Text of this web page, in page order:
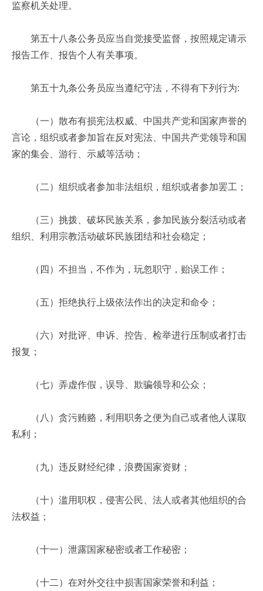
监察机关处理。
第五十八条公务员应当自觉接受监督，按照规定请示
报告工作、报告个人有关事项。
第五十九条公务员应当遵纪守法，不得有下列行为:
（一）散布有损宪法权威、中国共产党和国家声誉的
言论，组织或者参加旨在反对宪法、中国共产党领导和国
家的集会、游行、示威等活动；
（二）组织或者参加非法组织，组织或者参加罢工；
（三）挑拨、破坏民族关系，参加民族分裂活动或者
组织、利用宗教活动破坏民族团结和社会稳定；
（四）不担当，不作为，玩忽职守，贻误工作；
（五）拒绝执行上级依法作出的决定和命令；
（六）对批评、申诉、控告、检举进行压制或者打击
报复；
（七）弄虚作假，误导、欺骗领导和公众；
（八）贪污贿赂，利用职务之便为自己或者他人谋取
私利；
（九）违反财经纪律，浪费国家资财；
（十）滥用职权，侵害公民、法人或者其他组织的合
法权益；
（十一）泄露国家秘密或者工作秘密；
（十二）在对外交往中损害国家荣誉和利益；